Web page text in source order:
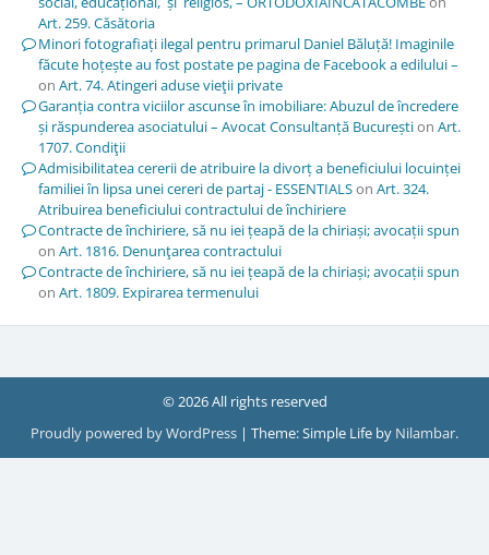
Art. 259. Căsătoria
Minori fotografiați ilegal pentru primarul Daniel Băluță! Imaginile
făcute hoțește au fost postate pe pagina de Facebook a edilului –
on Art. 74. Atingeri aduse vieţii private
Garanția contra viciilor ascunse în imobiliare: Abuzul de încredere
și răspunderea asociatului – Avocat Consultanță Bucureștion Art.
1707. Condiţii
Admisibilitatea cererii de atribuire la divorț a beneficiului locuinței
familiei în lipsa unei cereri de partaj - ESSENTIALSon Art. 324.
Atribuirea beneficiului contractului de închiriere
Contracte de închiriere, să nu iei țeapă de la chiriași; avocații spun
on Art. 1816. Denunţarea contractului
Contracte de închiriere, să nu iei țeapă de la chiriași; avocații spun
on Art. 1809. Expirarea termenului
© 2026 All rights reserved
Proudly powered by WordPress | Theme: Simple Life by Nilambar.